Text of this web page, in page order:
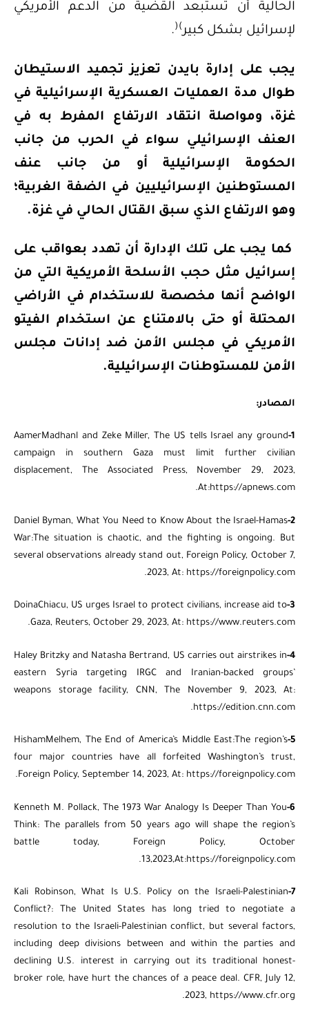
الحالية أن تستبعد القضية من الدعم الأمريكي
لإسرائيل بشكل كبير)
(
.
يجب على إدارة بايدن تعزيز تجميد الاستيطان
طوال مدة العمليات العسكرية الإسرائيلية في
غزة، ومواصلة انتقاد الارتفاع المفرط به في
العنف الإسرائيلي سواء في الحرب من جانب
الحكومة الإسرائيلية أو من جانب عنف
المستوطنين الإسرائيليين في الضفة الغربية؛
وهو الارتفاع الذي سبق القتال الحالي في غزة.
كما يجب على تلك الإدارة أن تهدد بعواقب على
إسرائيل مثل حجب الأسلحة الأمريكية التي من
الواضح أنها مخصصة للاستخدام في الأراضي
المحتلة أو حتى بالامتناع عن استخدام الفيتو
الأمريكي في مجلس الأمن ضد إدانات مجلس
الأمن للمستوطنات الإسرائيلية.
المصادر:
AamerMadhanl and Zeke Miller, The US tells Israel any ground
campaign in southern Gaza must limit further civilian
displacement, The Associated Press, November 29, 2023,
At:https://apnews.com.
Daniel Byman, What You Need to Know About the Israel-Hamas
War:The situation is chaotic, and the fighting is ongoing. But
several observations already stand out, Foreign Policy, October 7,
2023, At: https://foreignpolicy.com.
DoinaChiacu, US urges Israel to protect civilians, increase aid to
Gaza, Reuters, October 29, 2023, At: https://www.reuters.com.
Haley Britzky and Natasha Bertrand, US carries out airstrikes in
eastern Syria targeting IRGC and Iranian-backed groups’
weapons storage facility, CNN, The November 9, 2023, At:
https://edition.cnn.com.
HishamMelhem, The End of America’s Middle East:The region’s
four major countries have all forfeited Washington’s trust,
Foreign Policy, September 14, 2023, At: https://foreignpolicy.com.
Kenneth M. Pollack, The 1973 War Analogy Is Deeper Than You
Think: The parallels from 50 years ago will shape the region’s
battle today, Foreign Policy, October
13,2023,At:https://foreignpolicy.com.
Kali Robinson, What Is U.S. Policy on the Israeli-Palestinian
Conflict?: The United States has long tried to negotiate a
resolution to the Israeli-Palestinian conflict, but several factors,
including deep divisions between and within the parties and
declining U.S. interest in carrying out its traditional honest-
broker role, have hurt the chances of a peace deal. CFR, July 12,
2023, https://www.cfr.org.